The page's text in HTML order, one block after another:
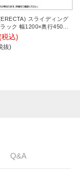
スライディング
ック 幅1200×奥行450mm
込)
抜)
Q&A